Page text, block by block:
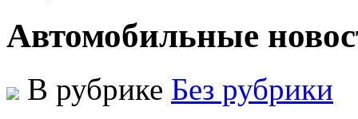
Автомобильные
В рубрике Без рубрики